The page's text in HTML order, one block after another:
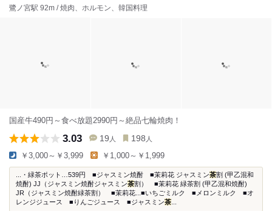
鷺ノ宮駅 92m / 焼肉、ホルモン、韓国料理
国産牛490円～食べ放題2990円～絶品七輪焼肉！
3.03 19 人 198 人
￥3,000～￥3,999 ￥1,000～￥1,999
...・緑茶ポット…539円 ■ジャスミン焼酎 ■茉莉花 ジャスミン茶割 (甲乙混和
焼酎) JJ（ジャスミン焼酎ジャスミン茶割） ■茉莉花 緑茶割 (甲乙混和焼酎)
JR（ジャスミン焼酎緑茶割） ■茉莉花...■いちごミルク ■メロンミルク ■オ
レンジジュース ■りんごジュース ■ジャスミン茶